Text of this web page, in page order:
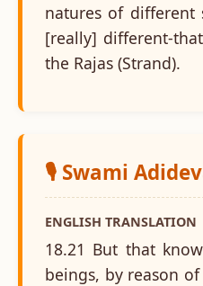
natures of different
[really] different-
the Rajas (Strand).
🎙️ Swami
ENGLISH TRANSLATION
18.21 But that
beings, by reason